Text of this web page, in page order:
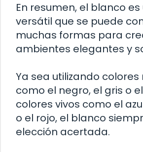
En resumen, el blanco
versátil que se puede
muchas formas para
ambientes elegantes y
Ya sea utilizando colores
como el negro, el gris o
colores vivos como el
o el rojo, el blanco
elección acertada.